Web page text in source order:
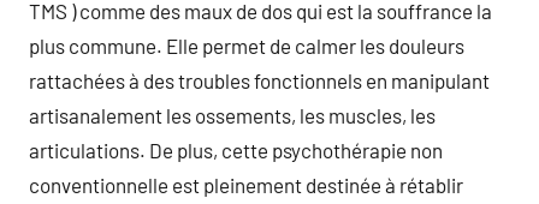
TMS ) comme des maux de dos qui est la souffrance la
plus commune. Elle permet de calmer les douleurs
rattachées à des troubles fonctionnels en manipulant
artisanalement les ossements, les muscles, les
articulations. De plus, cette psychothérapie non
conventionnelle est pleinement destinée à rétablir